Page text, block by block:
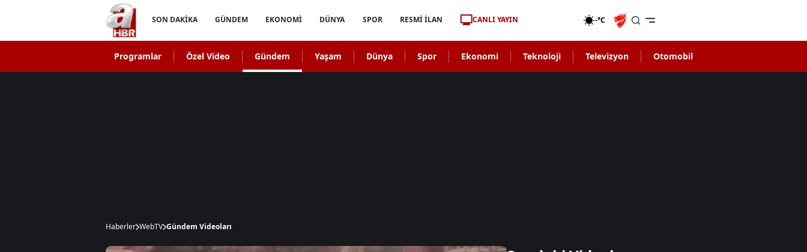
SON DAKİKA GÜNDEM EKONOMİ DÜNYA SPOR RESMİ İLAN CANLI YAYIN -°C
Programlar Özel Video Gündem Yaşam Dünya Spor Ekonomi Teknoloji Televizyon Otomobil
Haberler WebTV Gündem Videoları